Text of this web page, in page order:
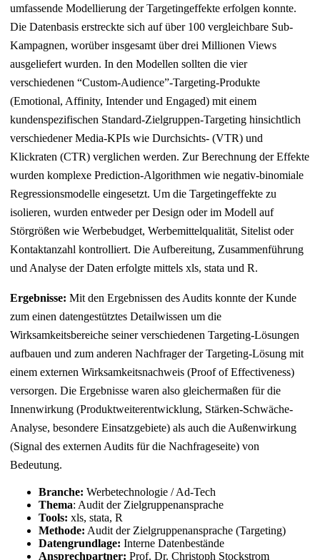
umfassende Modellierung der Targetingeffekte erfolgen konnte.
Die Datenbasis erstreckte sich auf über 100 vergleichbare Sub-
Kampagnen, worüber insgesamt über drei Millionen Views
ausgeliefert wurden. In den Modellen sollten die vier
verschiedenen “Custom-Audience”-Targeting-Produkte
(Emotional, Affinity, Intender und Engaged) mit einem
kundenspezifischen Standard-Zielgruppen-Targeting hinsichtlich
verschiedener Media-KPIs wie Durchsichts- (VTR) und
Klickraten (CTR) verglichen werden. Zur Berechnung der Effekte
wurden komplexe Prediction-Algorithmen wie negativ-binomiale
Regressionsmodelle eingesetzt. Um die Targetingeffekte zu
isolieren, wurden entweder per Design oder im Modell auf
Störgrößen wie Werbebudget, Werbemittelqualität, Sitelist oder
Kontaktanzahl kontrolliert. Die Aufbereitung, Zusammenführung
und Analyse der Daten erfolgte mittels xls, stata und R.
Ergebnisse: Mit den Ergebnissen des Audits konnte der Kunde
zum einen datengestütztes Detailwissen um die
Wirksamkeitsbereiche seiner verschiedenen Targeting-Lösungen
aufbauen und zum anderen Nachfrager der Targeting-Lösung mit
einem externen Wirksamkeitsnachweis (Proof of Effectiveness)
versorgen. Die Ergebnisse waren also gleichermaßen für die
Innenwirkung (Produktweiterentwicklung, Stärken-Schwäche-
Analyse, besondere Einsatzgebiete) als auch die Außenwirkung
(Signal des externen Audits für die Nachfrageseite) von
Bedeutung.
Branche: Werbetechnologie / Ad-Tech
Thema: Audit der Zielgruppenansprache
Tools: xls, stata, R
Methode: Audit der Zielgruppenansprache (Targeting)
Datengrundlage: Interne Datenbestände
Ansprechpartner: Prof. Dr. Christoph Stockstrom